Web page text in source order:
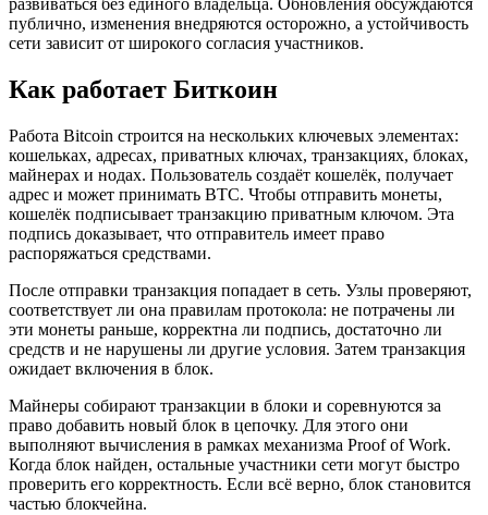
развиваться без единого владельца. Обновления обсуждаются
публично, изменения внедряются осторожно, а устойчивость
сети зависит от широкого согласия участников.
Как работает Биткоин
Работа Bitcoin строится на нескольких ключевых элементах:
кошельках, адресах, приватных ключах, транзакциях, блоках,
майнерах и нодах. Пользователь создаёт кошелёк, получает
адрес и может принимать BTC. Чтобы отправить монеты,
кошелёк подписывает транзакцию приватным ключом. Эта
подпись доказывает, что отправитель имеет право
распоряжаться средствами.
После отправки транзакция попадает в сеть. Узлы проверяют,
соответствует ли она правилам протокола: не потрачены ли
эти монеты раньше, корректна ли подпись, достаточно ли
средств и не нарушены ли другие условия. Затем транзакция
ожидает включения в блок.
Майнеры собирают транзакции в блоки и соревнуются за
право добавить новый блок в цепочку. Для этого они
выполняют вычисления в рамках механизма Proof of Work.
Когда блок найден, остальные участники сети могут быстро
проверить его корректность. Если всё верно, блок становится
частью блокчейна.